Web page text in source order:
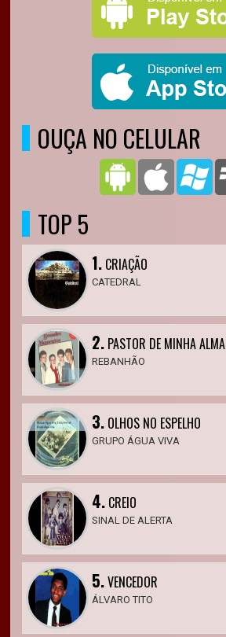
OUÇA NO CELULAR
TOP 5
1. CRIAÇÃO
CATEDRAL
2. PASTOR DE MINHA ALMA
REBANHÃO
3. OLHOS NO ESPELHO
GRUPO ÁGUA VIVA
4. CREIO
SINAL DE ALERTA
5.VENCEDOR
ÁLVARO TITO